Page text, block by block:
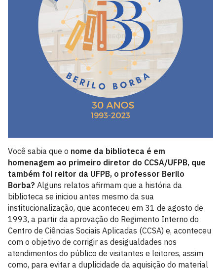
Você sabia que o nome da biblioteca é em
homenagem ao primeiro diretor do CCSA/UFPB, que
também foi reitor da UFPB, o professor Berilo
Borba? Alguns relatos afirmam que a história da
biblioteca se iniciou antes mesmo da sua
institucionalização, que aconteceu em 31 de agosto de
1993, a partir da aprovação do Regimento Interno do
Centro de Ciências Sociais Aplicadas (CCSA) e, aconteceu
com o objetivo de corrigir as desigualdades nos
atendimentos do público de visitantes e leitores, assim
como, para evitar a duplicidade da aquisição do material